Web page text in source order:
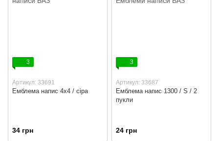
3
Артикул: 33691
Емблема напис 4х4 / сіра
34 грн
3
Артикул: 33687
Емблема напис 1300 / S / 2
пукли
24 грн